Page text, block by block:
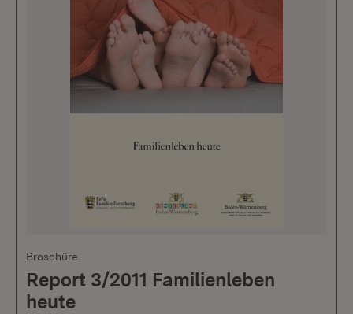
Broschüre
Report 3/2011 Familienleben
heute